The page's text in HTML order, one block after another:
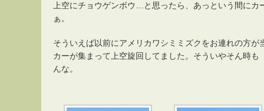
上空にチョウゲンボウ…と思ったら、あっという間にカ
ぁ。
そういえば以前にアメリカワシミミズクをお連れの方が
カーが集まって上空旋回してました。そういやそん時も
んな。